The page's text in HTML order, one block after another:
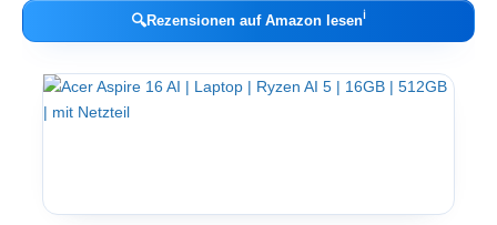
🔍Rezensionen auf Amazon lesenℹ︎